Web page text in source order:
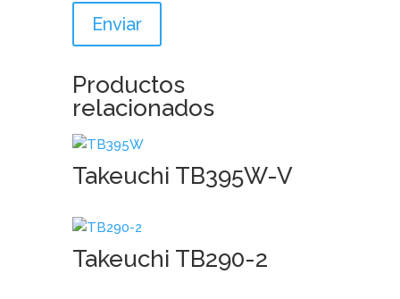
Productos
relacionados
Takeuchi TB395W-V
Takeuchi TB290-2